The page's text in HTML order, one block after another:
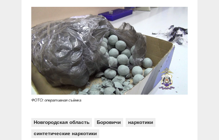
Документальные фильмы
В знании сила
Специальный репортаж
КиберПОСТОВОЙ
Газета «Щит и меч»
Журнал «Полиция России»
О ПОРТАЛЕ
Контакты
Вакансии
ФОТО: оперативная съёмка
Новгородская область Боровичи наркотики
синтетические наркотики